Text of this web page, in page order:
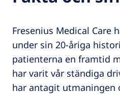
Fresenius Medical Care
under sin 20-åriga
patienterna en framtid
har varit vår ständiga
har antagit utmaningen